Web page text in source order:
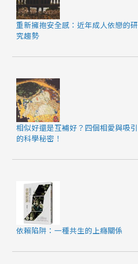
重新擁抱安全感：近年成人依戀的研
究趨勢
相似好還是互補好？四個相愛與吸引
的科學秘密！
依賴陷阱：一種共生的上癮關係